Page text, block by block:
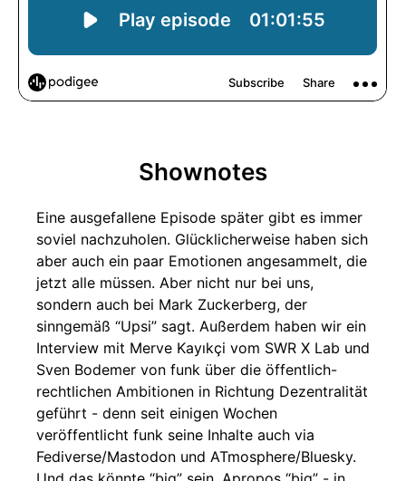
Shownotes
Eine ausgefallene Episode später gibt es immer
soviel nachzuholen. Glücklicherweise haben sich
aber auch ein paar Emotionen angesammelt, die
jetzt alle müssen. Aber nicht nur bei uns,
sondern auch bei Mark Zuckerberg, der
sinngemäß “Upsi” sagt. Außerdem haben wir ein
Interview mit Merve Kayıkçi vom SWR X Lab und
Sven Bodemer von funk über die öffentlich-
rechtlichen Ambitionen in Richtung Dezentralität
geführt - denn seit einigen Wochen
veröffentlicht funk seine Inhalte auch via
Fediverse/Mastodon und ATmosphere/Bluesky.